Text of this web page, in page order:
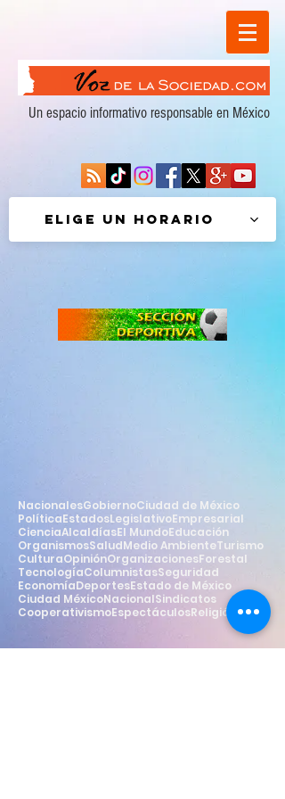
Un espacio informativo responsable en México
Elige un horario
NacionalesGobiernoCiudad de México
PolíticaEstadosLegislativoEmpresarial
CienciaAlcaldíasEl MundoEducación
OrganismosSaludMedio AmbienteTurismo
CulturaOpiniónOrganizacionesForestal
TecnologíaColumnistasSeguridad
EconomíaDeportesEstado de México
Ciudad MéxicoNacionalSindicatos
CooperativismoEspectáculosReligión Estilo